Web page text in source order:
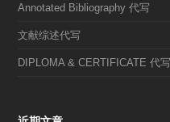
Annotated Bibliography 代写
文献综述代写
DIPLOMA & CERTIFICATE 代写